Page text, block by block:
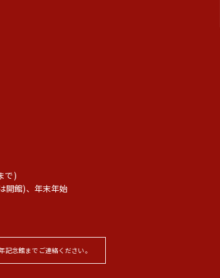
で)
開館)、年末年始
念館までご連絡ください。